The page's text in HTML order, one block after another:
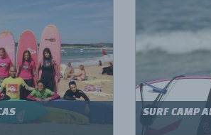
SURF CAMP